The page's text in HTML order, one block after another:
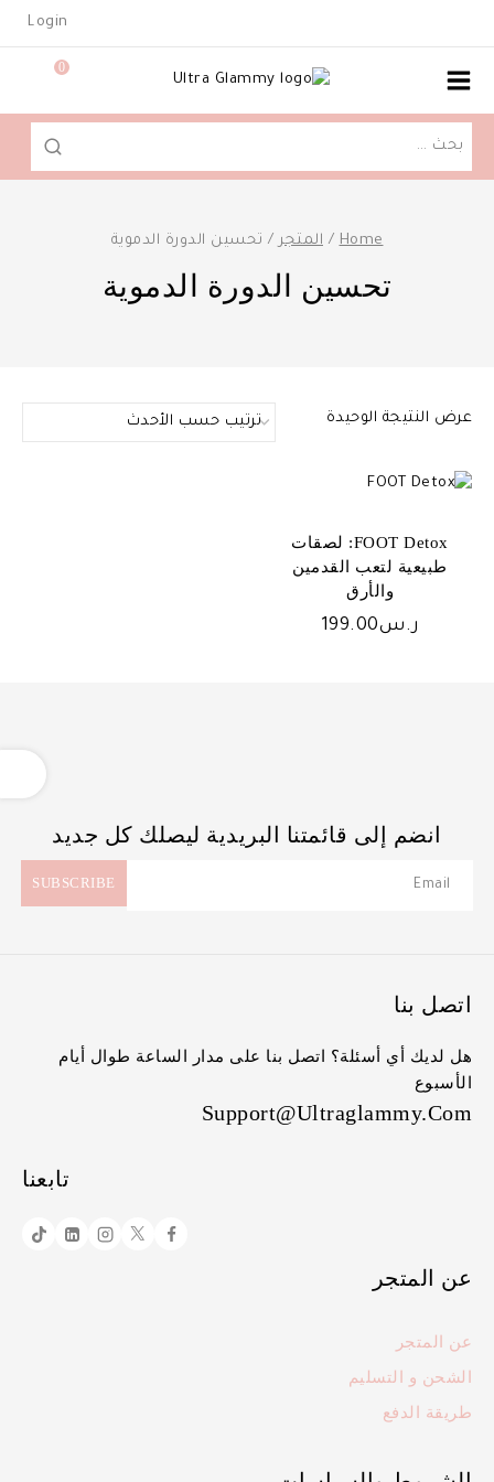
Login
0
البحث
Home
/ المتجر / تحسين الدورة الدموية
تحسين الدورة الدموية
عرض النتيجة الوحيدة
FOOT Detox: لصقات
طبيعية لتعب القدمين
والأرق
ر.س199.00
انضم إلى قائمتنا البريدية ليصلك كل جديد
اتصل بنا
هل لديك أي أسئلة؟ اتصل بنا على مدار الساعة طوال أيام
الأسبوع
Support@ultraglammy.com
تابعنا
عن المتجر
عن المتجر
الشحن و التسليم
طريقة الدفع